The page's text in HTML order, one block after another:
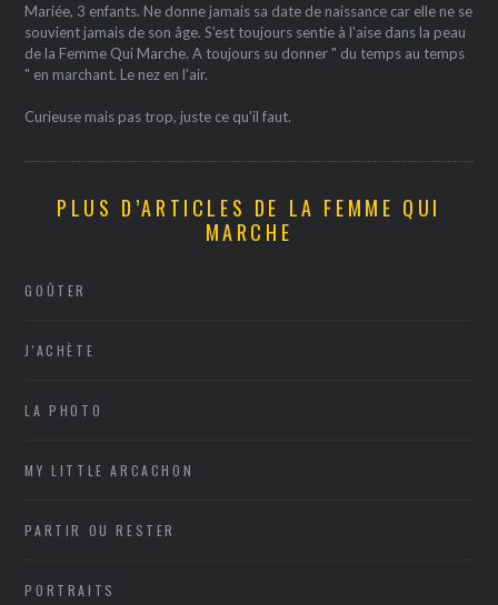
Mariée, 3 enfants. Ne donne jamais sa date de naissance car elle ne se
souvient jamais de son âge. S'est toujours sentie à l'aise dans la peau
de la Femme Qui Marche. A toujours su donner " du temps au temps
" en marchant. Le nez en l'air.
Curieuse mais pas trop, juste ce qu'il faut.
PLUS D’ARTICLES DE LA FEMME QUI
MARCHE
GOÛTER
J'ACHÈTE
LA PHOTO
MY LITTLE ARCACHON
PARTIR OU RESTER
PORTRAITS